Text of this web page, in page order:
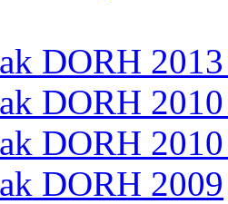
DORH
DORH
DORH
DORH 2009